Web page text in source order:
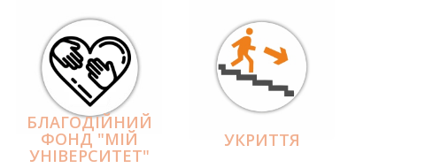
БЛАГОДІЙНИЙ
ФОНД "МІЙ
УНІВЕРСИТЕТ"
УКРИТТЯ